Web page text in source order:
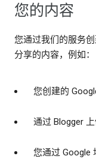
您的内容
您通过我们的服务
分享的内容，例如：
您创建的
通过 Blogger
您通过 Google